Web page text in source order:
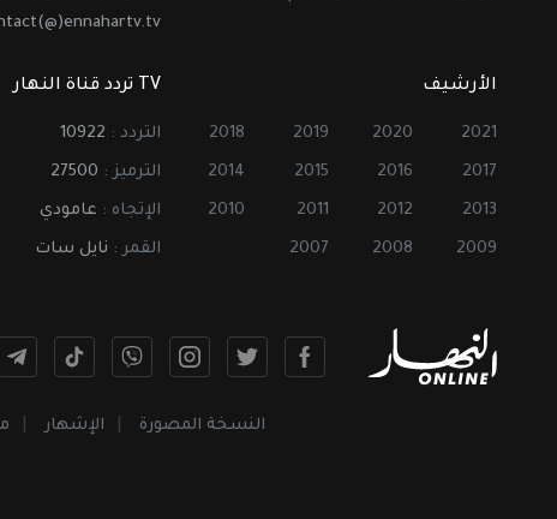
الأرشيف
2021
2020
2019
2018
2017
2016
2015
2014
2013
2012
2011
2010
2009
2008
2007
TV تردد قناة النهار
التردد : 10922
الترميز : 27500
الإتجاه : عامودي
القمر : نايل سات
النسخة المصورة الإشهار